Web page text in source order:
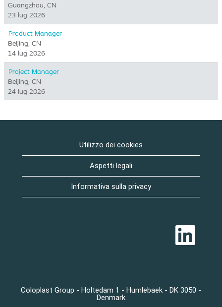
Guangzhou, CN
23 lug 2026
Product Manager
Beijing, CN
14 lug 2026
Project Manager
Beijing, CN
24 lug 2026
Utilizzo dei cookies
Aspetti legali
Informativa sulla privacy
S
u
n
Coloplast Group - Holtedam 1 - Humlebaek - DK 3050 -
Denmark